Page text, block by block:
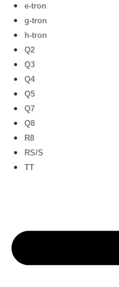
e-tron
g-tron
h-tron
Q2
Q3
Q4
Q5
Q7
Q8
R8
RS/S
TT